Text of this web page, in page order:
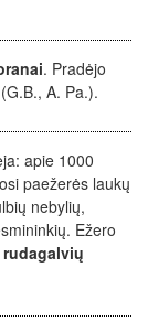
. Pradėjo
A. Pa.).
apie 1000
paežerės laukų
nebylių,
Ežero
rudagalvių